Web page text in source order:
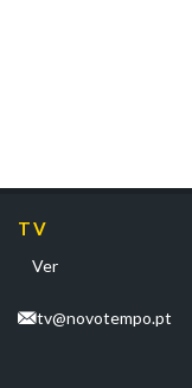
TV
Ver
tv@novotempo.pt